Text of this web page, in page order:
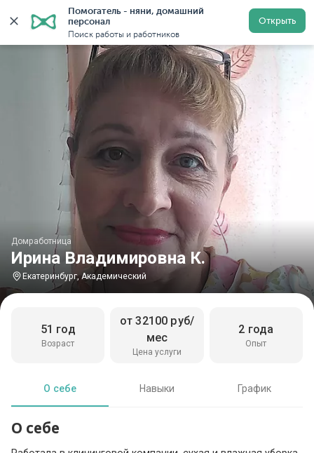
Помогатель - няни, домашний
персонал
Поиск работы и работников
Открыть
Главная Домработницы Домработницы в
Ирина Владимировна К.
Домработница
Екатеринбург, Академический
Возраст
51 год
Цена услуги
от 32100 руб/
мес
Опыт
2 года
О себе Навыки График
О себе